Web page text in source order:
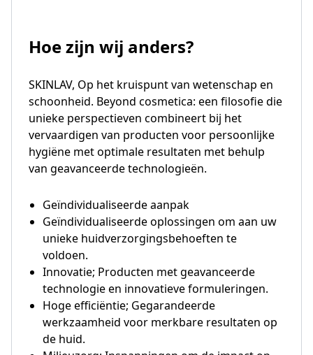
Hoe zijn wij anders?
SKINLAV, Op het kruispunt van wetenschap en
schoonheid. Beyond cosmetica: een filosofie die
unieke perspectieven combineert bij het
vervaardigen van producten voor persoonlijke
hygiëne met optimale resultaten met behulp
van geavanceerde technologieën.
Geïndividualiseerde aanpak
Geïndividualiseerde oplossingen om aan uw
unieke huidverzorgingsbehoeften te
voldoen.
Innovatie; Producten met geavanceerde
technologie en innovatieve formuleringen.
Hoge efficiëntie; Gegarandeerde
werkzaamheid voor merkbare resultaten op
de huid.